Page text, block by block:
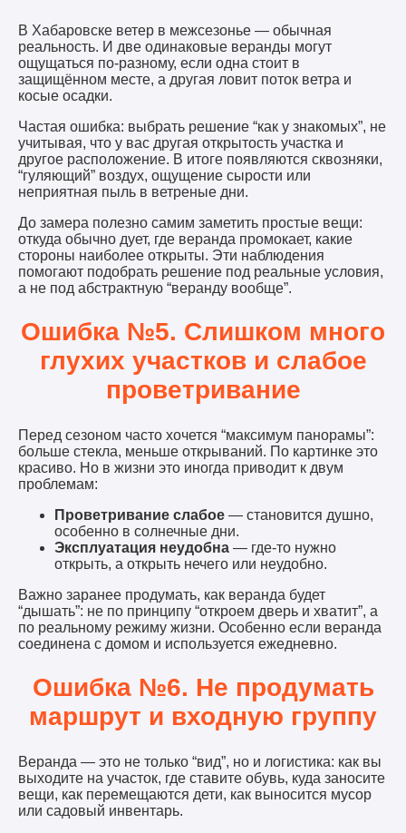
В Хабаровске ветер в межсезонье — обычная
реальность. И две одинаковые веранды могут
ощущаться по-разному, если одна стоит в
защищённом месте, а другая ловит поток ветра и
косые осадки.
Частая ошибка: выбрать решение “как у знакомых”, не
учитывая, что у вас другая открытость участка и
другое расположение. В итоге появляются сквозняки,
“гуляющий” воздух, ощущение сырости или
неприятная пыль в ветреные дни.
До замера полезно самим заметить простые вещи:
откуда обычно дует, где веранда промокает, какие
стороны наиболее открыты. Эти наблюдения
помогают подобрать решение под реальные условия,
а не под абстрактную “веранду вообще”.
Ошибка №5. Слишком много
глухих участков и слабое
проветривание
Перед сезоном часто хочется “максимум панорамы”:
больше стекла, меньше открываний. По картинке это
красиво. Но в жизни это иногда приводит к двум
проблемам:
Проветривание слабое — становится душно,
особенно в солнечные дни.
Эксплуатация неудобна — где-то нужно
открыть, а открыть нечего или неудобно.
Важно заранее продумать, как веранда будет
“дышать”: не по принципу “откроем дверь и хватит”, а
по реальному режиму жизни. Особенно если веранда
соединена с домом и используется ежедневно.
Ошибка №6. Не продумать
маршрут и входную группу
Веранда — это не только “вид”, но и логистика: как вы
выходите на участок, где ставите обувь, куда заносите
вещи, как перемещаются дети, как выносится мусор
или садовый инвентарь.